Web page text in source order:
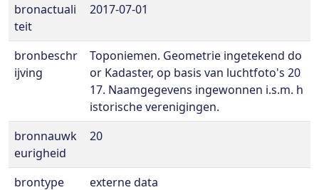
bronactuali
teit
2017-07-01
bronbeschr
ijving
Toponiemen. Geometrie ingetekend do
or Kadaster, op basis van luchtfoto's 20
17. Naamgegevens ingewonnen i.s.m. h
istorische verenigingen.
bronnauwk
eurigheid
20
brontype
externe data